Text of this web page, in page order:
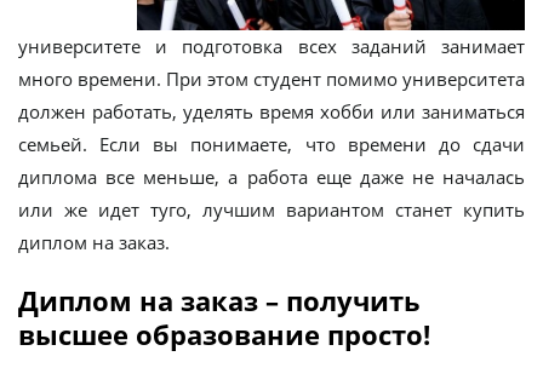
университете и подготовка всех заданий занимает
много времени. При этом студент помимо университета
должен работать, уделять время хобби или заниматься
семьей. Если вы понимаете, что времени до сдачи
диплома все меньше, а работа еще даже не началась
или же идет туго, лучшим вариантом станет купить
диплом на заказ.
Диплом на заказ – получить
высшее образование просто!